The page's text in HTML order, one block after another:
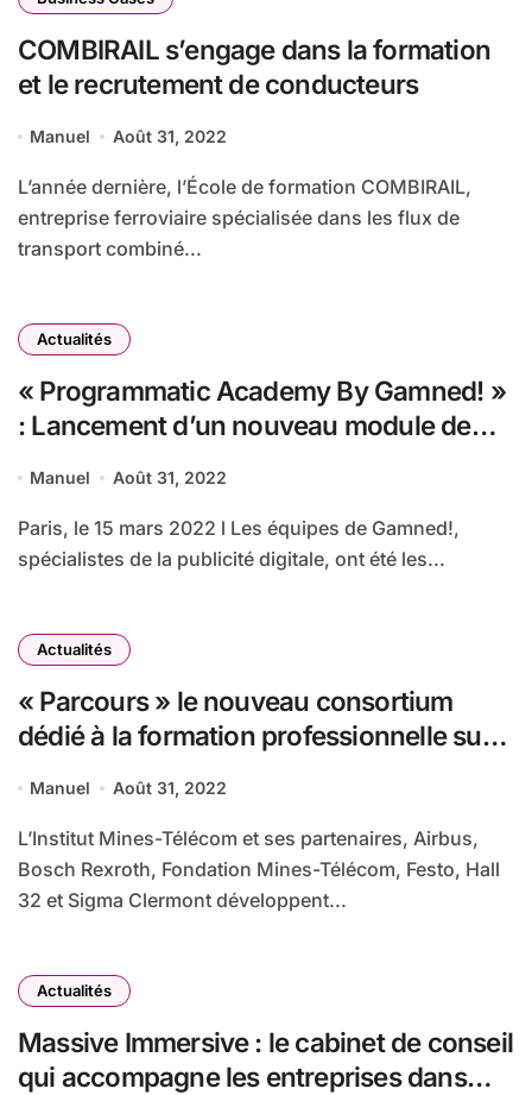
COMBIRAIL s’engage dans la formation
et le recrutement de conducteurs
Manuel Août 31, 2022
L’année dernière, l’École de formation COMBIRAIL,
entreprise ferroviaire spécialisée dans les flux de
transport combiné...
Actualités
« Programmatic Academy By Gamned! »
: Lancement d’un nouveau module de
Manuel Août 31, 2022
Paris, le 15 mars 2022 l Les équipes de Gamned!,
spécialistes de la publicité digitale, ont été les...
Actualités
« Parcours » le nouveau consortium
dédié à la formation professionnelle sur
Investissement d’Avenir
Manuel Août 31, 2022
L’Institut Mines-Télécom et ses partenaires, Airbus,
Bosch Rexroth, Fondation Mines-Télécom, Festo, Hall
32 et Sigma Clermont développent...
Actualités
Massive Immersive : le cabinet de conseil
qui accompagne les entreprises dans